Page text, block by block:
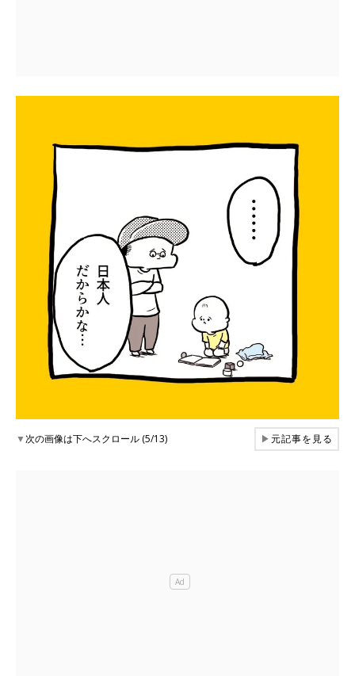
▼次の画像は下へスクロール (5/13) ▶元記事を見る